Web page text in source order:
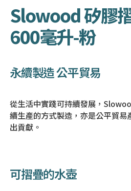
Slowood 矽膠
600毫升-粉
永續製造 公平貿易
從生活中實踐可持續發展，
續生產的方式製造，亦是公平貿易
出貢獻。
可摺疊的水壺